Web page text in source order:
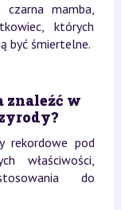
czarna mamba,
których
być śmiertelne.
znaleźć w
rekordowe pod
właściwości,
do